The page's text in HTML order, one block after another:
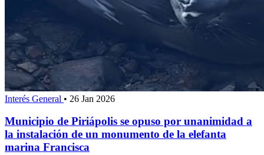
Interés General • 26 Jan 2026
Municipio de Piriápolis se opuso por unanimidad a
la instalación de un monumento de la elefanta
marina Francisca